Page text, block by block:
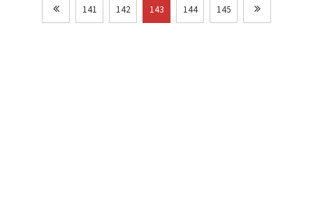
141 142 143 144 145